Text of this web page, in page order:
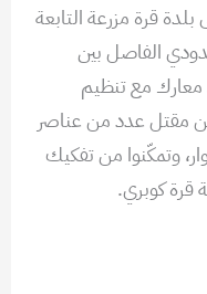
قرة مزرعة التابعة
الفاصل بين
معارك مع تنظيم
مقتل عدد من عناصر
وتمكّنوا من تفكيك
كوبري.